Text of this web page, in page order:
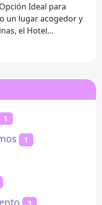
Ideal para
el Hotel
1
1
3